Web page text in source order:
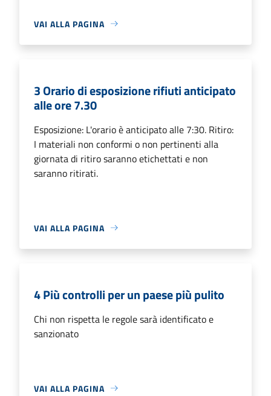
VAI ALLA PAGINA
3 Orario di esposizione rifiuti anticipato
alle ore 7.30
Esposizione: L'orario è anticipato alle 7:30. Ritiro:
I materiali non conformi o non pertinenti alla
giornata di ritiro saranno etichettati e non
saranno ritirati.
VAI ALLA PAGINA
4 Più controlli per un paese più pulito
Chi non rispetta le regole sarà identificato e
sanzionato
VAI ALLA PAGINA